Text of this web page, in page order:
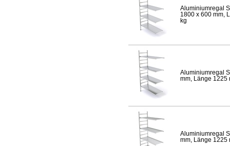
Aluminiumregal
1800 x 600 mm,
kg
Aluminiumregal
mm, Länge 1225
Aluminiumregal
mm, Länge 1225